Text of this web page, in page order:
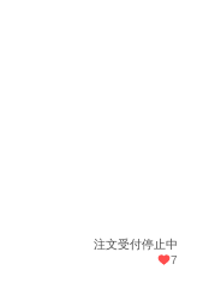
注文受付停止中
7